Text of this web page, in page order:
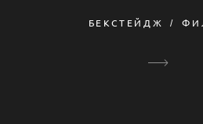
БЕКСТЕЙДЖ